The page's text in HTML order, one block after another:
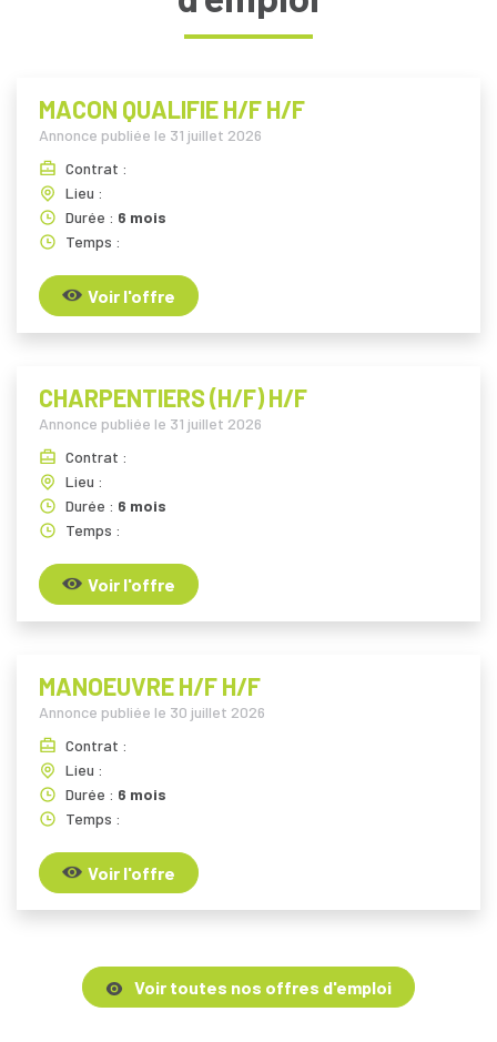
MACON QUALIFIE H/F H/F
Annonce publiée le 31 juillet 2026
Contrat :
Lieu :
Durée : 6 mois
Temps :
Voir l'offre
CHARPENTIERS (H/F) H/F
Annonce publiée le 31 juillet 2026
Contrat :
Lieu :
Durée : 6 mois
Temps :
Voir l'offre
MANOEUVRE H/F H/F
Annonce publiée le 30 juillet 2026
Contrat :
Lieu :
Durée : 6 mois
Temps :
Voir l'offre
Voir toutes nos offres d'emploi